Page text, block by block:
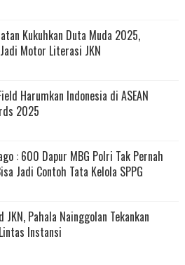
Kukuhkan Duta Muda 2025,
Motor Literasi JKN
Harumkan Indonesia di ASEAN
2025
: 600 Dapur MBG Polri Tak Pernah
Jadi Contoh Tata Kelola SPPG
JKN, Pahala Nainggolan Tekankan
Instansi